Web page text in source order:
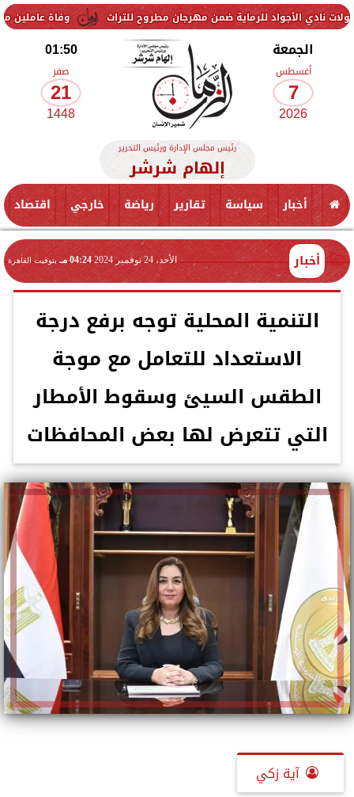
وفاة عاملين متأثرين للرماية ضمن مهرجان مطروح للتراث
الجمعة
أغسطس
7
2026
01:50
صفر
21
1448
رئيس مجلس الإدارة ورئيس التحرير
إلهام شرشر
أخبار سياسة تقارير رياضة خارجي اقتصاد
أخبار الأحد، 24 نوفمبر 2024 04:24 مـ بتوقيت القاهرة
التنمية المحلية توجه برفع درجة
الاستعداد للتعامل مع موجة
الطقس السيئ وسقوط الأمطار
التي تتعرض لها بعض المحافظات
آية زكي